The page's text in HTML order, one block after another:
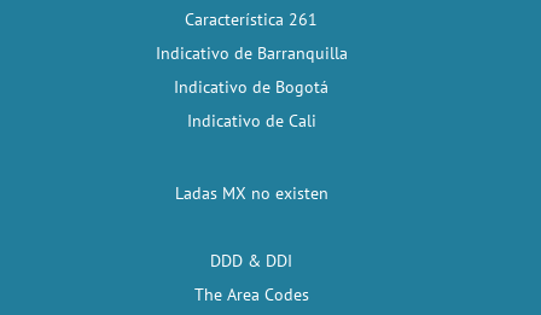
Característica 261
Indicativo de Barranquilla
Indicativo de Bogotá
Indicativo de Cali
Ladas MX no existen
DDD & DDI
The Area Codes